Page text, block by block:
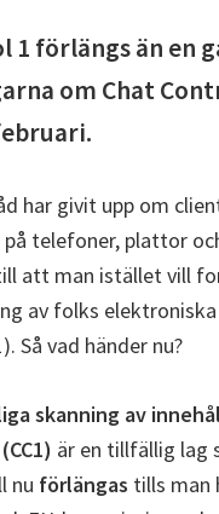
1 förlängs än en
om Chat
har givit upp om
telefoner, plattor
att man istället vill
av folks
Så vad händer nu?
skanning av
är en tillfällig lag
nu förlängas tills man